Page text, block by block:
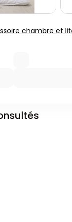
chambre et